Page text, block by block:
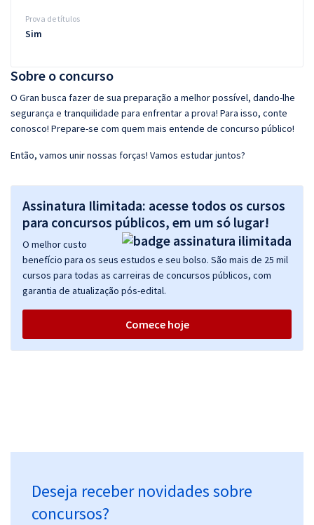
Sobre o concurso
O Gran busca fazer de sua preparação a melhor possível, dando-lhe
segurança e tranquilidade para enfrentar a prova! Para isso, conte
conosco! Prepare-se com quem mais entende de concurso público!
Então, vamos unir nossas forças! Vamos estudar juntos?
Assinatura Ilimitada: acesse todos os cursos
para concursos públicos, em um só lugar!
O melhor custo
benefício para os seus estudos e seu bolso. São mais de 25 mil
cursos para todas as carreiras de concursos públicos, com
garantia de atualização pós-edital.
Comece hoje
Deseja receber novidades sobre
concursos?
Prova de títulos
Sim